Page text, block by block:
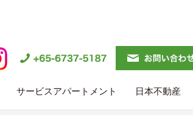
サービスアパートメント 日本不動産